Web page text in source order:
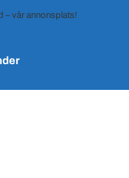
– vår annonsplats!